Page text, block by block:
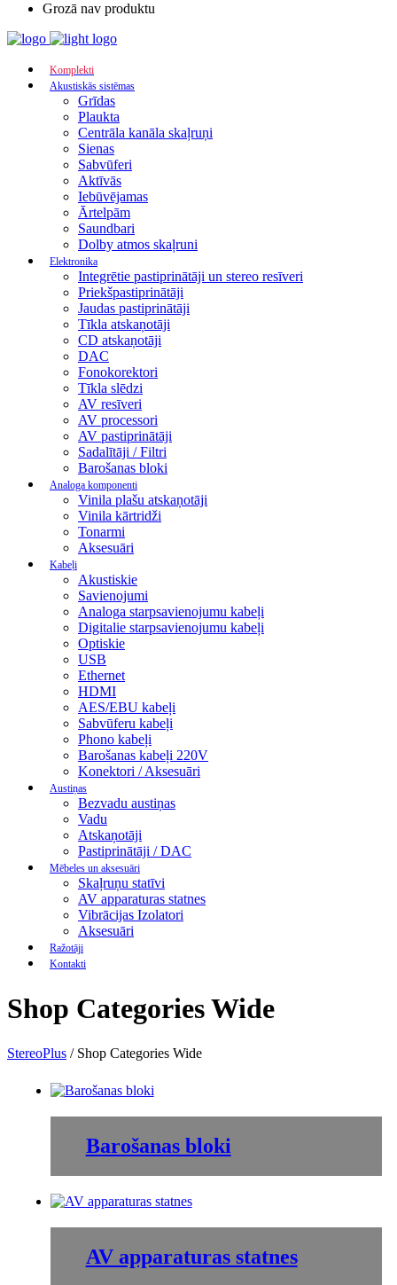
Grozā nav produktu
Komplekti
Akustiskās sistēmas
Grīdas
Plaukta
Centrāla kanāla skaļruņi
Sienas
Sabvūferi
Aktīvās
Iebūvējamas
Ārtelpām
Saundbari
Dolby atmos skaļruni
Elektronika
Integrētie pastiprinātāji un stereo resīveri
Priekšpastiprinātāji
Jaudas pastiprinātāji
Tīkla atskaņotāji
CD atskaņotāji
DAC
Fonokorektori
Tīkla slēdzi
AV resīveri
AV processori
AV pastiprinātāji
Sadalītāji / Filtri
Barošanas bloki
Analoga komponenti
Vinila plašu atskaņotāji
Vinila kārtridži
Tonarmi
Aksesuāri
Kabeļi
Akustiskie
Savienojumi
Analoga starpsavienojumu kabeļi
Digitalie starpsavienojumu kabeļi
Optiskie
USB
Ethernet
HDMI
AES/EBU kabeļi
Sabvūferu kabeļi
Phono kabeļi
Barošanas kabeļi 220V
Konektori / Aksesuāri
Austiņas
Bezvadu austiņas
Vadu
Atskaņotāji
Pastiprinātāji / DAC
Mēbeles un aksesuāri
Skaļruņu statīvi
AV apparaturas statnes
Vibrācijas Izolatori
Aksesuāri
Ražotāji
Kontakti
Shop Categories Wide
StereoPlus / Shop Categories Wide
Barošanas bloki
AV apparaturas statnes